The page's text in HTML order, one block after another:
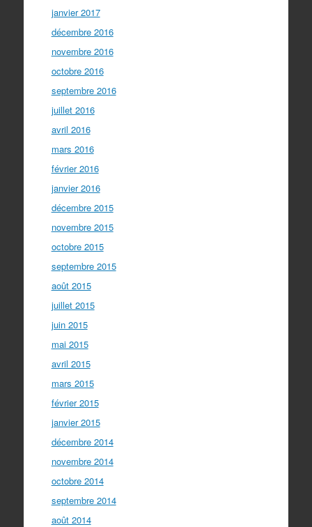
janvier 2017
décembre 2016
novembre 2016
octobre 2016
septembre 2016
juillet 2016
avril 2016
mars 2016
février 2016
janvier 2016
décembre 2015
novembre 2015
octobre 2015
septembre 2015
août 2015
juillet 2015
juin 2015
mai 2015
avril 2015
mars 2015
février 2015
janvier 2015
décembre 2014
novembre 2014
octobre 2014
septembre 2014
août 2014